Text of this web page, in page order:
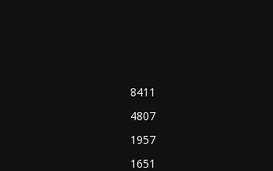
8411
4807
1957
1651